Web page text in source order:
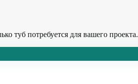
туб потребуется для вашего проекта.